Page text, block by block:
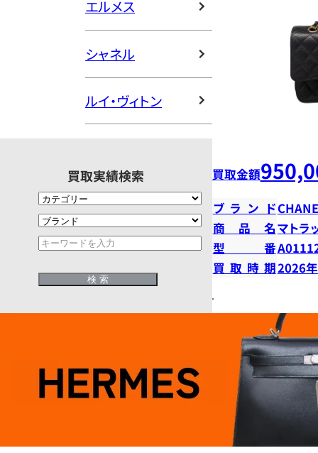
エルメス
シャネル
ルイ・ヴィトン
買取実績検索 買取金額
ブランド
商品名マトラ
型番
買取時期2026